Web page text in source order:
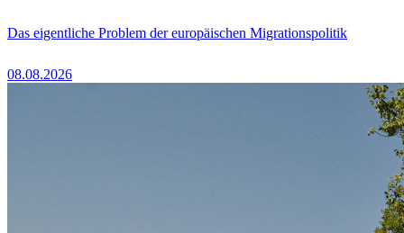
Das eigentliche Problem der europäischen Migrationspolitik
08.08.2026